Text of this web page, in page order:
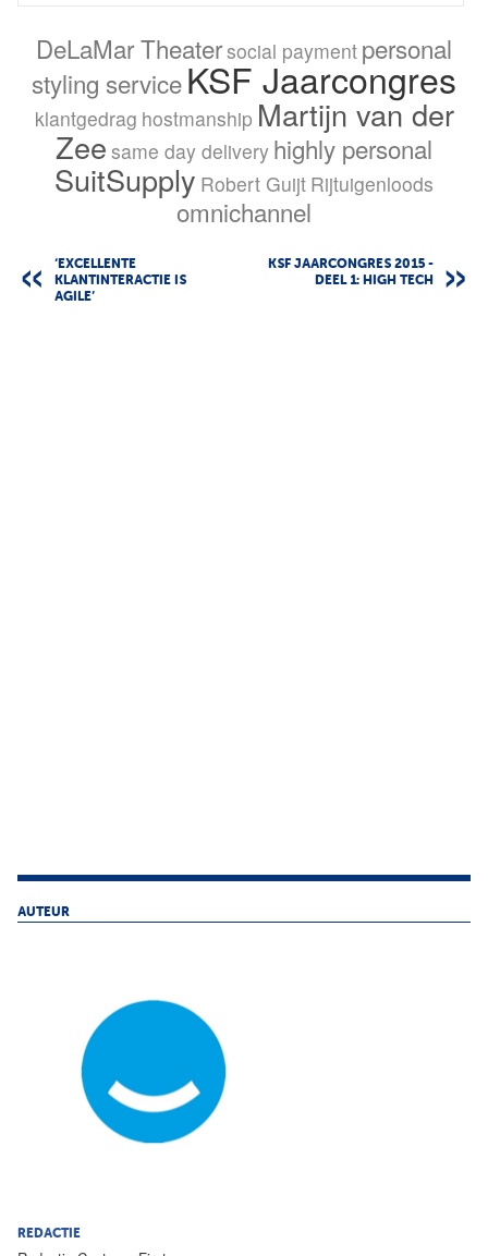
DeLaMar Theatersocial payment personal
styling serviceKSF Jaarcongres
klantgedrag hostmanship Martijn van der
Zee same day delivery highly personal
SuitSupply Robert Guijt Rijtuigenloods
omnichannel
‘EXCELLENTE
KLANTINTERACTIE IS
AGILE’
KSF JAARCONGRES 2015 -
DEEL 1: HIGH TECH
AUTEUR
REDACTIE